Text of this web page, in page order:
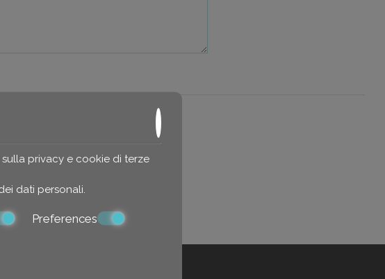
privacy e cookie di terze
dati personali
Preferences